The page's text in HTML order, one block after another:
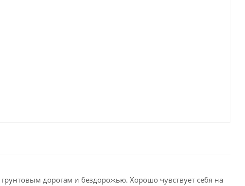
дорогам и бездорожью. Хорошо чувствует себя на